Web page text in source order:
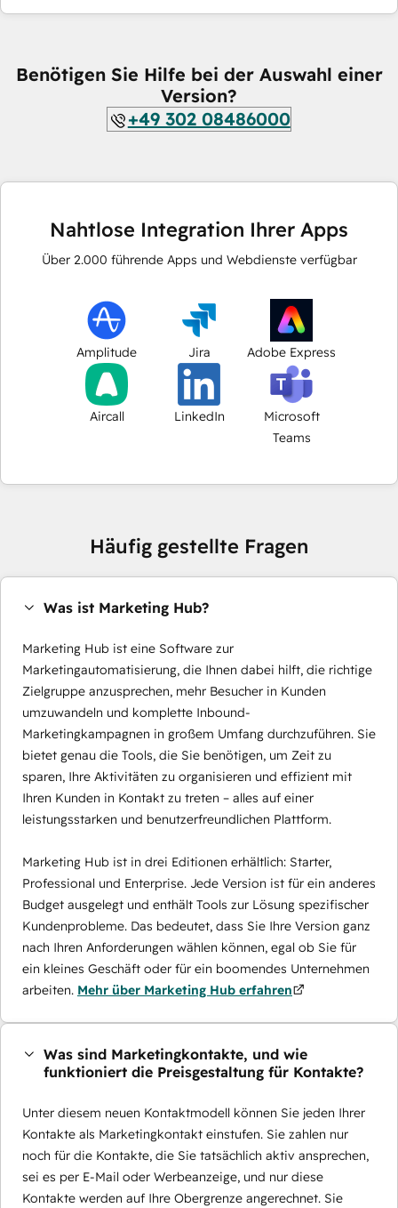
Benötigen Sie Hilfe bei der Auswahl einer
Version?
+49 302 08486000
Nahtlose Integration Ihrer Apps
Über 2.000 führende Apps und Webdienste verfügbar
Amplitude Jira Adobe Express
Aircall LinkedIn
Microsoft
Teams
Häufig gestellte Fragen
Was ist Marketing Hub?
Marketing Hub ist eine Software zur
Marketingautomatisierung, die Ihnen dabei hilft, die richtige
Zielgruppe anzusprechen, mehr Besucher in Kunden
umzuwandeln und komplette Inbound-
Marketingkampagnen in großem Umfang durchzuführen. Sie
bietet genau die Tools, die Sie benötigen, um Zeit zu
sparen, Ihre Aktivitäten zu organisieren und effizient mit
Ihren Kunden in Kontakt zu treten – alles auf einer
leistungsstarken und benutzerfreundlichen Plattform.
Marketing Hub ist in drei Editionen erhältlich: Starter,
Professional und Enterprise. Jede Version ist für ein anderes
Budget ausgelegt und enthält Tools zur Lösung spezifischer
Kundenprobleme. Das bedeutet, dass Sie Ihre Version ganz
nach Ihren Anforderungen wählen können, egal ob Sie für
ein kleines Geschäft oder für ein boomendes Unternehmen
arbeiten. Mehr über Marketing Hub erfahren
Was sind Marketingkontakte, und wie
funktioniert die Preisgestaltung für Kontakte?
Unter diesem neuen Kontaktmodell können Sie jeden Ihrer
Kontakte als Marketingkontakt einstufen. Sie zahlen nur
noch für die Kontakte, die Sie tatsächlich aktiv ansprechen,
sei es per E-Mail oder Werbeanzeige, und nur diese
Kontakte werden auf Ihre Obergrenze angerechnet. Sie